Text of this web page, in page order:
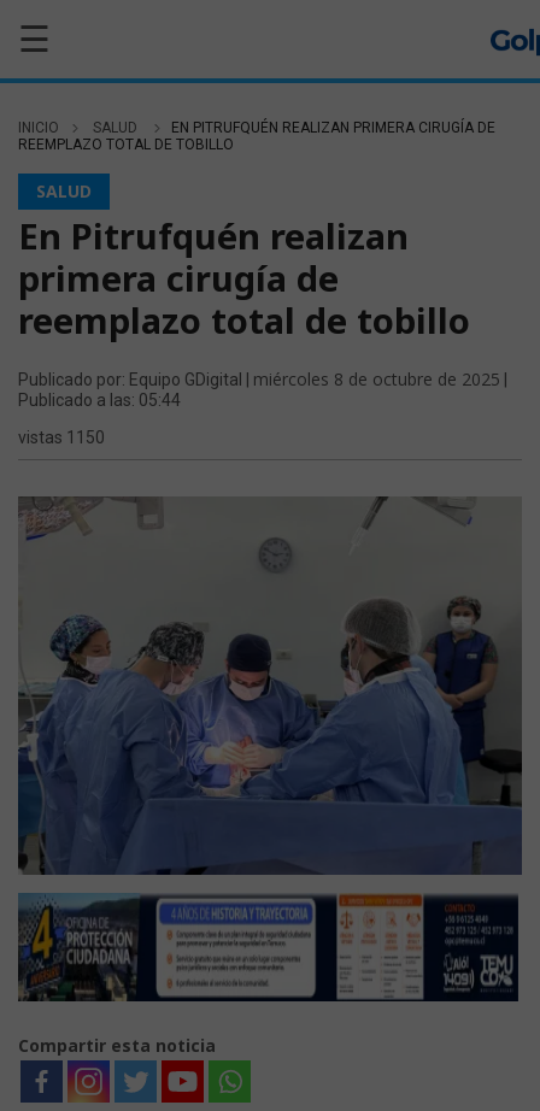
☰
INICIO SALUD
EN PITRUFQUÉN REALIZAN PRIMERA CIRUGÍA DE
REEMPLAZO TOTAL DE TOBILLO
SALUD
En Pitrufquén realizan
primera cirugía de
reemplazo total de tobillo
Publicado por: Equipo GDigital | miércoles 8 de octubre de 2025
Publicado a las: 05:44
vistas 1150
Compartir esta noticia